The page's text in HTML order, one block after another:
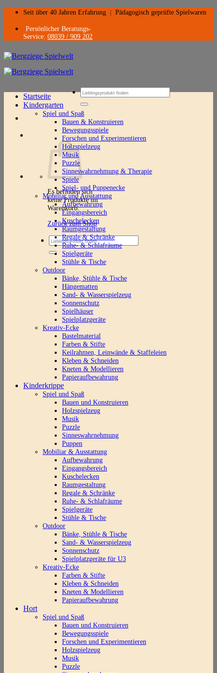
Zum
springen
Seit über 40 Jahren Erfahrung Pädagogisch geprüfte Spielwaren
Persönlicher Beratungs-
Service: 08039 / 909 202
Suchen
nach:
Es befinden sich
keine Produkte im
Warenkorb.
Zurück zum Shop
Suchen
nach:
Startseite
Kindergarten
Spiel und Spaß
Bauen & Konstruieren
Bewegungsspiele
Forschen und Experimentieren
Holzspielzeug
Musik
Puzzle
Sinneswahrnehmung & Therapie
Spiele
Spiel- und Puppenecke
Mobiliar und Ausstattung
Aufbewahrung
Eingangsbereich
Kuschelecken
Raumgestaltung
Regale & Schränke
Ruhe- & Schlafräume
Spielgeräte
Stühle & Tische
Outdoor
Bänke, Stühle & Tische
Hängematten
Sand- & Wasserspielzeug
Sonnenschutz
Spielhäuser
Spielplatzgeräte
Kreativ-Ecke
Bastelmaterial
Farben & Stifte
Keilrahmen, Leinwände & Staffeleien
Kleben & Schneiden
Kneten & Modellieren
Papieraufbewahrung
Kinderkrippe
Spiel und Spaß
Bauen und Konstruieren
Holzspielzeug
Musik
Puzzle
Sinneswahrnehmung
Puppen
Mobiliar & Ausstattung
Aufbewahrung
Eingangsbereich
Kuschelecken
Raumgestaltung
Regale & Schränke
Ruhe- & Schlafräume
Spielgeräte
Stühle & Tische
Outdoor
Bänke, Stühle & Tische
Sand- & Wasserspielzeug
Sonnenschutz
Spielplatzgeräte für U3
Kreativ-Ecke
Farben & Stifte
Kleben & Schneiden
Kneten & Modellieren
Papieraufbewahrung
Hort
Spiel und Spaß
Bauen und Konstruieren
Bewegungsspiele
Forschen und Experimentieren
Holzspielzeug
Musik
Puzzle